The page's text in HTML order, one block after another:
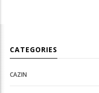
CATEGORIES
CAZIN